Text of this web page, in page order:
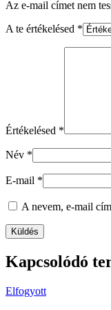
Az e-mail címet nem
A te értékelésed *
Értékelésed *
Név *
E-mail *
A nevem, e-mail
Kapcsolódó
Elfogyott